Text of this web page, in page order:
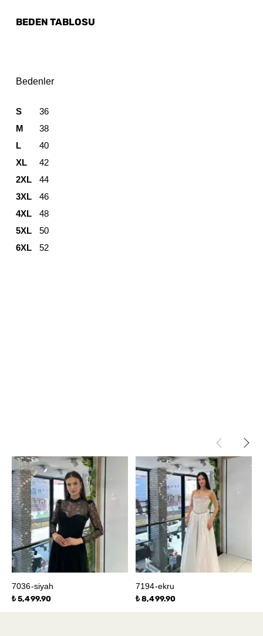
BEDEN TABLOSU
Bedenler
S
36
M
38
L
40
XL
42
2XL
44
3XL
46
4XL
48
5XL
50
6XL
52
7036-siyah
₺ 5,499.90
7194-ekru
₺ 8,499.90